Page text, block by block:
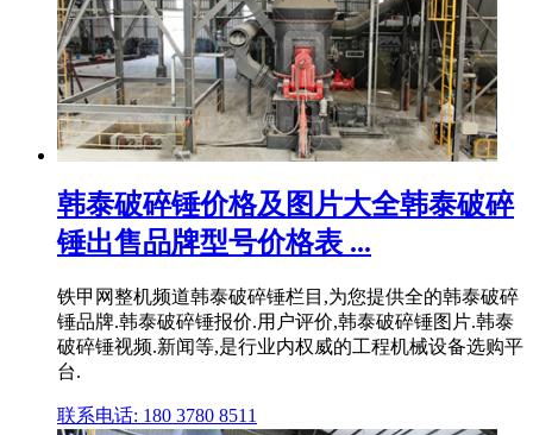
韩泰破碎锤价格及图片大全韩泰破碎
锤出售品牌型号价格表 ...
铁甲网整机频道韩泰破碎锤栏目,为您提供全的韩泰破碎
锤品牌.韩泰破碎锤报价.用户评价,韩泰破碎锤图片.韩泰
破碎锤视频.新闻等,是行业内权威的工程机械设备选购平
台.
联系电话: 180 3780 8511